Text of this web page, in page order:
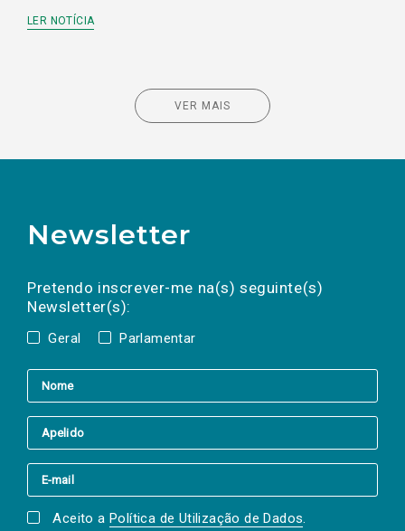
LER NOTÍCIA
VER MAIS
Newsletter
Pretendo inscrever-me na(s) seguinte(s)
Newsletter(s):
Geral Parlamentar
a(s) newsletter(s).
mail
Aceito a Política de Utilização de Dados.